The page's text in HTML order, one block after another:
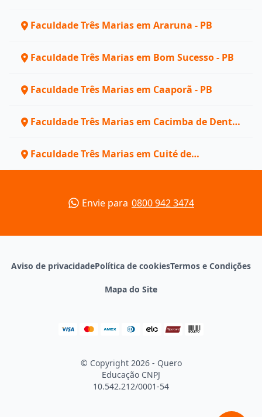
Faculdade Três Marias em Araruna - PB
Faculdade Três Marias em Bom Sucesso - PB
Faculdade Três Marias em Caaporã - PB
Faculdade Três Marias em Cacimba de Dentro
Faculdade Três Marias em Cuité de
Mamanguape - PB
Envie para 0800 942 3474
Aviso de privacidadePolítica de cookiesTermos e Condições
Mapa do Site
© Copyright 2026 - Quero
Educação CNPJ
10.542.212/0001-54